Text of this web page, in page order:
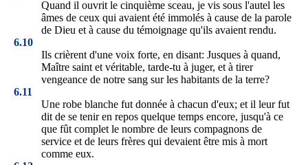
Quand il ouvrit le cinquième sceau, je vis sous l'autel les
âmes de ceux qui avaient été immolés à cause de la parole
de Dieu et à cause du témoignage qu'ils avaient rendu.
6.10
Ils crièrent d'une voix forte, en disant: Jusques à quand,
Maître saint et véritable, tarde-tu à juger, et à tirer
vengeance de notre sang sur les habitants de la terre?
6.11
Une robe blanche fut donnée à chacun d'eux; et il leur fut
dit de se tenir en repos quelque temps encore, jusqu'à ce
que fût complet le nombre de leurs compagnons de
service et de leurs frères qui devaient être mis à mort
comme eux.